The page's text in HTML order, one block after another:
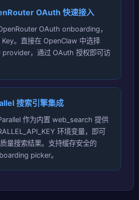
OAuth 快速接入
OAuth onboarding，
。直接在 OpenClaw 中选择
provider，通过 OAuth 授权即可访
搜索引擎集成
作为内置 web_search 提供
环境变量，即可
量搜索结果。支持缓存安全的
picker。